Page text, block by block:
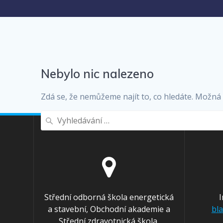
Nebylo nic nalezeno
Zdá se, že nemůžeme najít to, co hledáte.
Vyhledat:
Střední odborná škola energetická
a stavební, Obchodní akademie a